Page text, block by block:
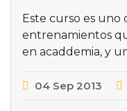
Este curso es uno
entrenamientos
en acaddemia, y
04 Sep 2013